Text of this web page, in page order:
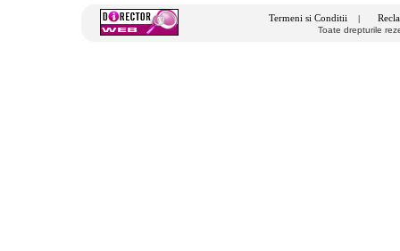
Termeni si Conditii
Toate drepturile